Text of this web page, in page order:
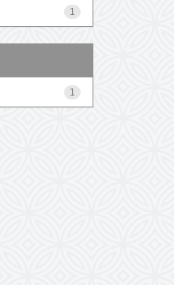
1
1